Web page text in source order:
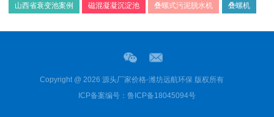
山西省衰变池案例 磁混凝凝沉淀池 叠螺式污泥脱水机 叠螺机
Copyright @ 2026 源头厂家价格-潍坊远航环保 版权所有
ICP备案编号：鲁ICP备18045094号